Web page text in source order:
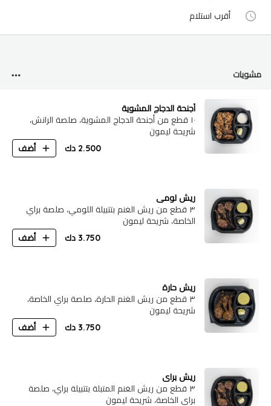
أقرب استلام
مشويات
أجنحة الدجاج المشوية
١٠ قطع من أجنحة الدجاج المشوية، صلصة الرانش،
شريحة ليمون
2.500 دك أضف
ريش لومي
٣ قطع من ريش الغنم بتتبيلة اللومي، صلصة براي
الخاصة، شريحة ليمون
3.750 دك أضف
ريش حارة
٣ قطع من ريش الغنم الحارة، صلصة براي الخاصة،
شريحة ليمون
3.750 دك أضف
ريش براي
٣ قطع من ريش الغنم المتبلة بتتبيلة براي، صلصة
براي الخاصة، شريحة ليمون